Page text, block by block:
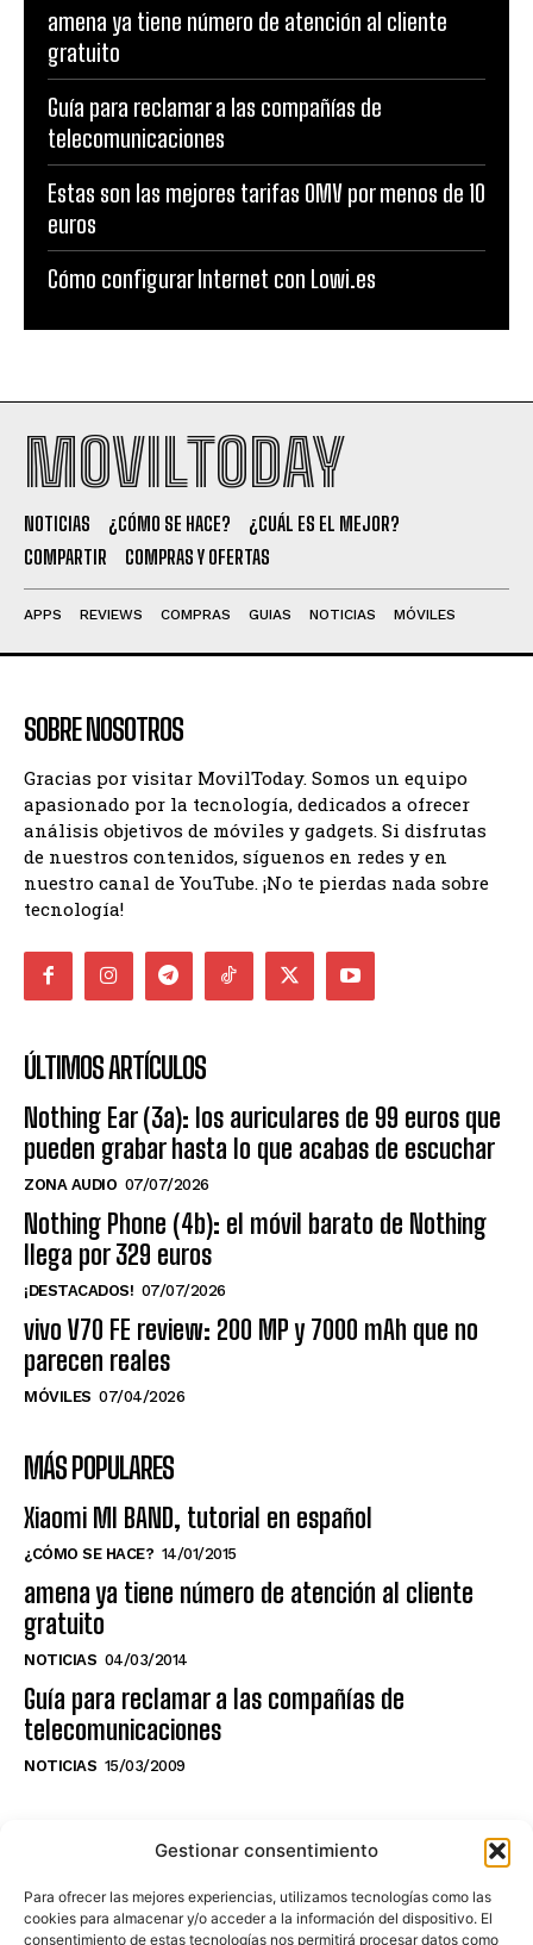
Gestionar consentimiento
Para ofrecer las mejores experiencias, utilizamos tecnologías como las
cookies para almacenar y/o acceder a la información del dispositivo. El
consentimiento de estas tecnologías nos permitirá procesar datos como
amena ya tiene número de atención al cliente
gratuito
Guía para reclamar a las compañías de
telecomunicaciones
Estas son las mejores tarifas OMV por menos de 10
euros
Cómo configurar Internet con Lowi.es
MOVILTODAY
NOTICIAS ¿CÓMO SE HACE?
¿CUÁL ES EL MEJOR?
COMPARTIR
COMPRAS Y OFERTAS
APPS REVIEWS COMPRAS GUIAS NOTICIAS MÓVILES
SOBRE NOSOTROS
Gracias por visitar MovilToday. Somos un equipo
apasionado por la tecnología, dedicados a ofrecer
análisis objetivos de móviles y gadgets. Si disfrutas
de nuestros contenidos, síguenos en redes y en
nuestro canal de YouTube. ¡No te pierdas nada sobre
tecnología!
ÚLTIMOS ARTÍCULOS
Nothing Ear (3a): los auriculares de 99 euros que
pueden grabar hasta lo que acabas de escuchar
ZONA AUDIO 07/07/2026
Nothing Phone (4b): el móvil barato de Nothing
llega por 329 euros
¡DESTACADOS! 07/07/2026
vivo V70 FE review: 200 MP y 7000 mAh que no
parecen reales
MÓVILES 07/04/2026
MÁS POPULARES
Xiaomi MI BAND, tutorial en español
¿CÓMO SE HACE? 14/01/2015
amena ya tiene número de atención al cliente
gratuito
NOTICIAS 04/03/2014
Guía para reclamar a las compañías de
telecomunicaciones
NOTICIAS 15/03/2009
NO TE PIERDAS LO ÚLTIMO DEL CANAL